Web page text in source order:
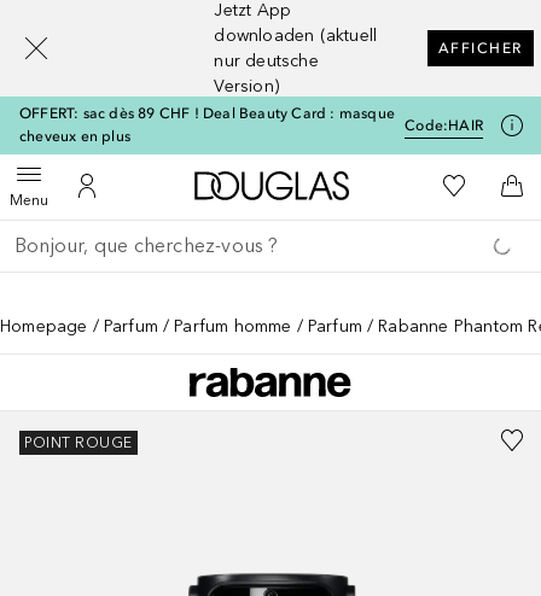
Jetzt App
downloaden (aktuell
nur deutsche
Version)
AFFICHER
OFFERT: sac dès 89 CHF ! Deal Beauty Card : masque
cheveux en plus
Code:HAIR
MenuOuvrir le menuVers Mon Compte
Vers l'accueil Douglas
Vers Ma
Retourner
Exécuter la recherche
Homepage Parfum Parfum homme Parfum Rabanne Phantom
POINT ROUGE
[navigation.slideout.screenreader]